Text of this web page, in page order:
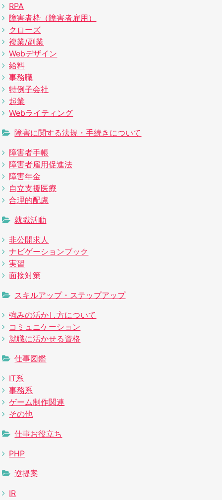
RPA
障害者枠（障害者雇用）
クローズ
複業/副業
Webデザイン
給料
事務職
特例子会社
起業
Webライティング
障害に関する法規・手続きについて
障害者手帳
障害者雇用促進法
障害年金
自立支援医療
合理的配慮
就職活動
非公開求人
ナビゲーションブック
実習
面接対策
スキルアップ・ステップアップ
強みの活かし方について
コミュニケーション
就職に活かせる資格
仕事図鑑
IT系
事務系
ゲーム制作関連
その他
仕事お役立ち
PHP
逆提案
IR